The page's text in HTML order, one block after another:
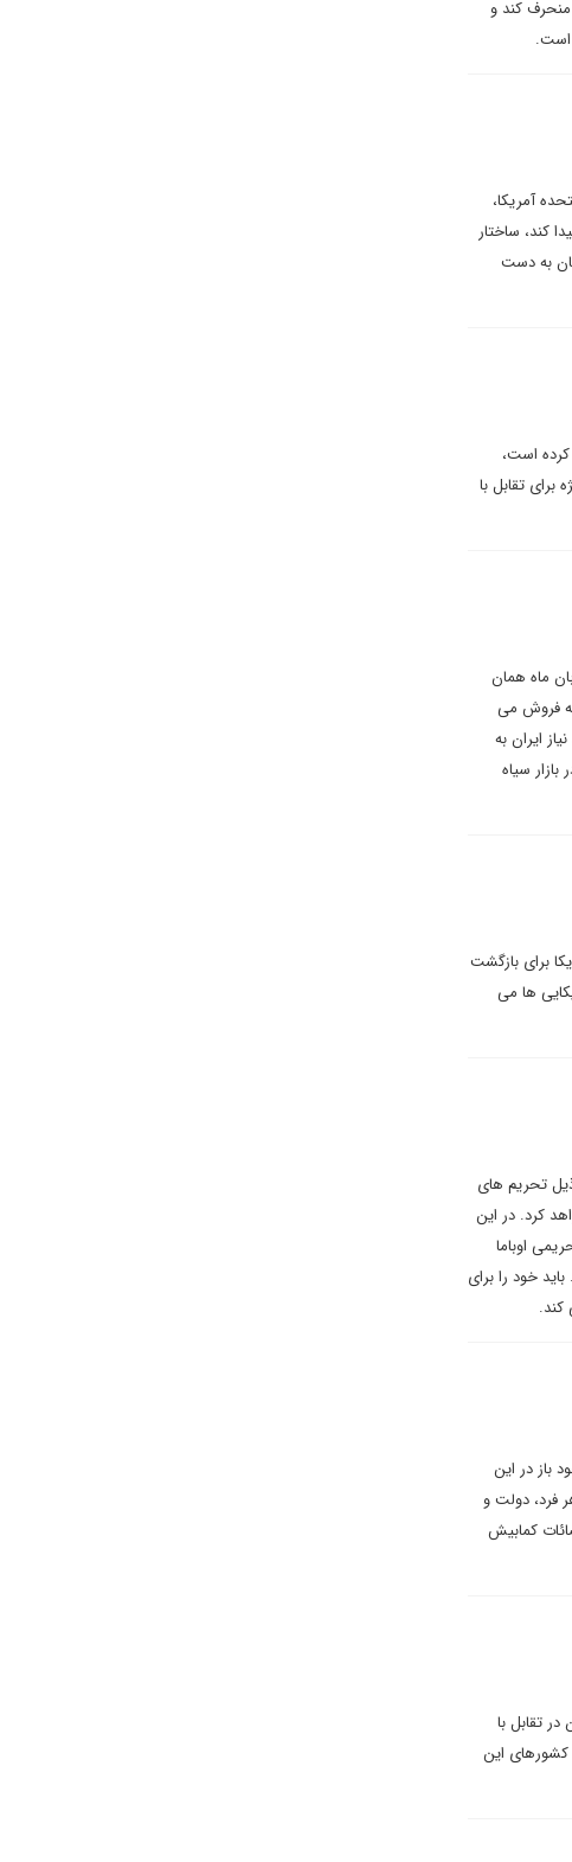
کند و
است.
آمریکا،
کند، ساختار
به دست
کرده است،
برای تقابل با
و گو با دیپلماسی ایرانی بر این باور است که تنها راهکار مطمئن در تقابل با تحریم های ۱۳ آبان ماه همان
به فروش می
ایران به
سیاه
برای بازگشت
خود آمریکایی ها می
تحریم های
به طور رسمی اعمال خواهد کرد. در این
هم بیشتر از لیست تحریمی اوباما
خود را برای
باز در این
فرد، دولت و
کمابیش
تقابل با
کشورهای این